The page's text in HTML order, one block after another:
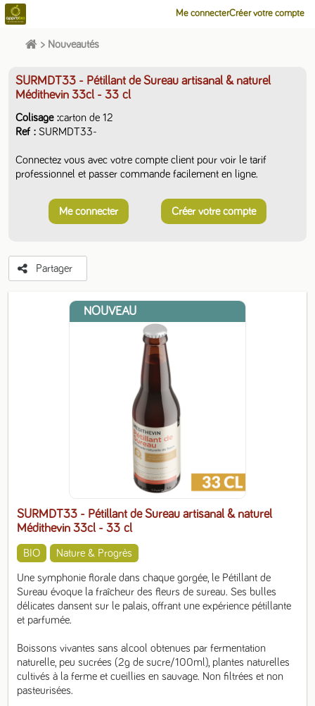
Me connecterCréer votre compte
> Nouveautés
NOUVEAU
SURMDT33 - Pétillant de Sureau artisanal & naturel
Médithevin 33cl - 33 cl
BIO Nature & Progrès
Une symphonie florale dans chaque gorgée, le Pétillant de
Sureau évoque la fraîcheur des fleurs de sureau. Ses bulles
délicates dansent sur le palais, offrant une expérience pétillante
et parfumée.
Boissons vivantes sans alcool obtenues par fermentation
naturelle, peu sucrées (2g de sucre/100ml), plantes naturelles
cultivés à la ferme et cueillies en sauvage. Non filtrées et non
pasteurisées.
SURMDT33 - Pétillant de Sureau artisanal & naturel
Médithevin 33cl - 33 cl
Colisage carton de 12
Ref
SURMDT33-
Connectez vous avec votre compte client pour voir le tarif
professionnel et passer commande facilement en ligne.
Me connecter Créer votre compte
Partager